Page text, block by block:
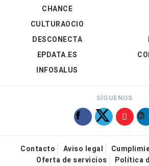
CHANCE
CULTURAOCIO
DESCONECTA
EPDATA.ES
INFOSALUS
SÍGUENOS
Contacto Aviso legal
Oferta de servicios
Política